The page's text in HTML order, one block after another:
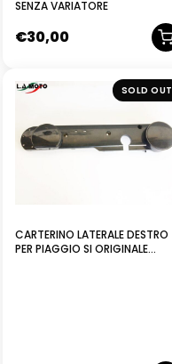
SENZA VARIATORE
€30,00
SOLD OUT
CARTERINO LATERALE DESTRO
PER PIAGGIO SI ORIGINALE